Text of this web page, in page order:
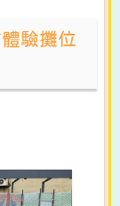
驗攤位